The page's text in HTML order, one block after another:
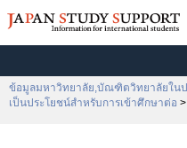
ข้อมูลมหาวิทยาลัย,บัณฑิตวิทยาลัยใน
เป็นประโยชน์สำหรับการเข้าศึกษาต่อ